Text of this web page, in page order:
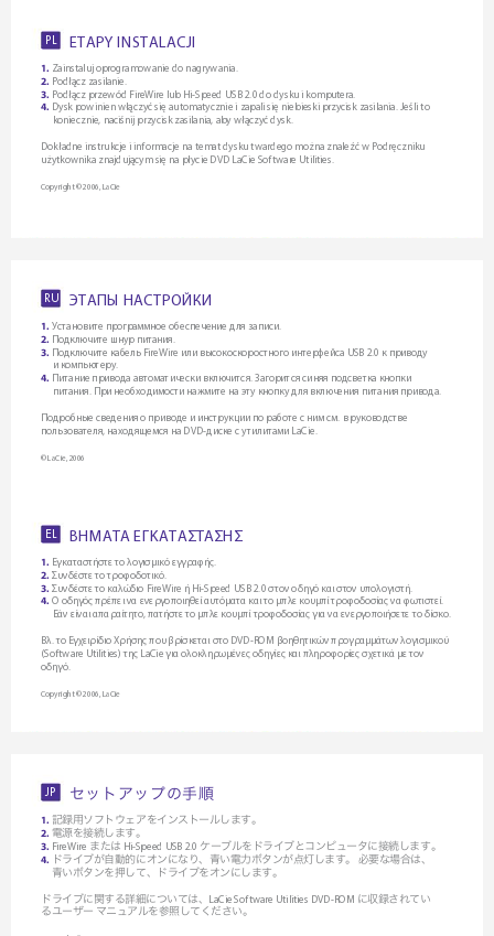
PL ETAPY N STALACJ
1. Zainstaluj oprogramowanie do nagrywania.
2. Podłącz zasilanie.
3. Podłącz przewód FireWire lub Hi-Speed USB 2.0 do dysku i komputera.
4. Dysk powinien włączyć się automatycznie i zapali się niebieski przycisk zasilania. Jeśli to
     koniecznie, naciśnij przycisk zasilania, aby włączyć dysk.
Dokładne instrukcje i informacje na temat dysku twardego można znaleźć w Podręczniku
użytkownika znajdującym się na płycie DVD LaCie Software Utilities.
Copyright © 2006, LaCie
RU ЭТАП Ы НАСТ РО Й К И
1. Установите программное обеспечение для записи.
2. Подключите шнур питания.
3.
Подключите кабель FireWire или высокоскоростного интерфейса USB 2.0 к приводу
     и компьютеру.
4. Питание привода автоматически включится. Загорится синяя подсветка кнопки
     питания. При необходимости нажмите на эту кнопку для включения питания привода.
Подробные сведения о приводе и инструкции по работе с ним см. в руководстве
пользователя, находящемся на DVD-диске с утилитами LaCie.
© LaCie, 2006
EL Β Η Μ ΑΤΑ Ε Γ ΚΑΤΑΣΤΑΣΗ Σ
1. Εγκαταστήστε το λογισµικό εγγραφής.
2. Συνδέστε το τροφοδοτικό.
3. Συνδέστε το καλώδιο FireWire ή Hi-Speed USB 2.0 στον οδηγό και στον υπολογιστή.
4. Ο οδηγός πρέπει να ενεργοποιηθεί αυτόµατα και το µπλε κουµπί τροφοδοσίας να φωτιστεί.
     Εάν είναι απαραίτητο, πατήσ
τε το µπλε κουµπί τροφοδοσίας για να ενεργοποιήσετε το δίσκο.
Βλ. το Εγχειρίδιο Χρήσης που βρίσκεται στο DVD-ROM βοηθητικών προγραµµάτων λογισµικού
(Software Utilities) της LaCie για ολοκληρωµένες οδηγίες και πληροφορίες σχετικά µε τον
οδηγό.
Copyright © 2006, LaCie
JP セ ッ ト ア ッ プの手 順
1. 記録用ソフトウェアをインストールします。
2. 電源を接続します。
3. FireWire または Hi-Speed USB 2.0 ケーブルをドライブとコンピュータに接続します。
4. ドライブが自動的にオンになり、青い電力ボタンが点灯します。
必要な場合は、
青いボタンを押して、ドライブをオンにします。
ドライブに関する詳細については、 LaCie Software Utilities DVD-ROM に収録されてい
るユーザー マニュアルを参照してください。